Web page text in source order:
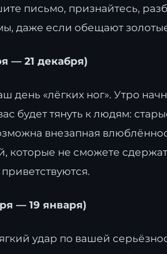
письмо, признайтесь,
даже если обещают
— 21 декабря)
день «лёгких ног». Утро
будет тянуть к людям:
внезапная
которые не сможете
— 19 января)
удар по вашей